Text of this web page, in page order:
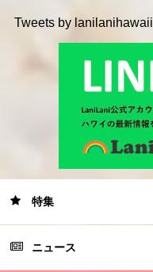
Tweets by lanilanihawaii
特集
ニュース